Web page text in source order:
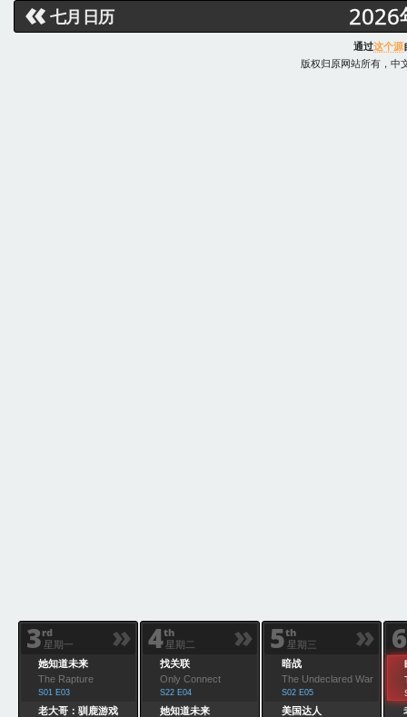
« 七月 日历 2026
通过这个源
版权归原网站所有，中
»
3 rd
星期一
她知道未来
The Rapture
S01 E03
老大哥：驯鹿游戏
»
4th
星期二
找关联
Only Connect
S22 E04
她知道未来
»
5th
星期三
暗战
The Undeclared War
S02 E05
美国达人
6